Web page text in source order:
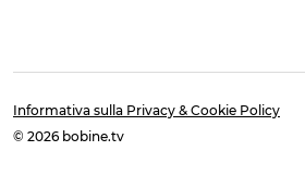
Informativa sulla Privacy & Cookie Policy
© 2026 bobine.tv